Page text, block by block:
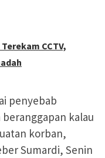
CCTV,
penyebab
kalau
korban,
Sumardi, Senin